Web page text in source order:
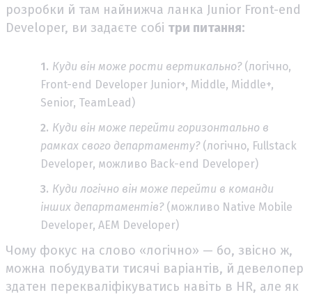
розробки й там найнижча ланка Junior Front-end
Developer, ви задаєте собі три питання:
Куди він може рости вертикально?(логічно,
Front-end Developer Junior+, Middle, Middle+,
Senior, TeamLead)
Куди він може перейти горизонтально в
рамках свого департаменту?(логічно, Fullstack
Developer, можливо Back-end Developer)
Куди логічно він може перейти в команди
інших департаментів?(можливо Native Mobile
Developer, AEM Developer) ​ ​
Чому фокус на слово «логічно» — бо, звісно ж,
можна побудувати тисячі варіантів, й девелопер
здатен перекваліфікуватись навіть в HR, але як